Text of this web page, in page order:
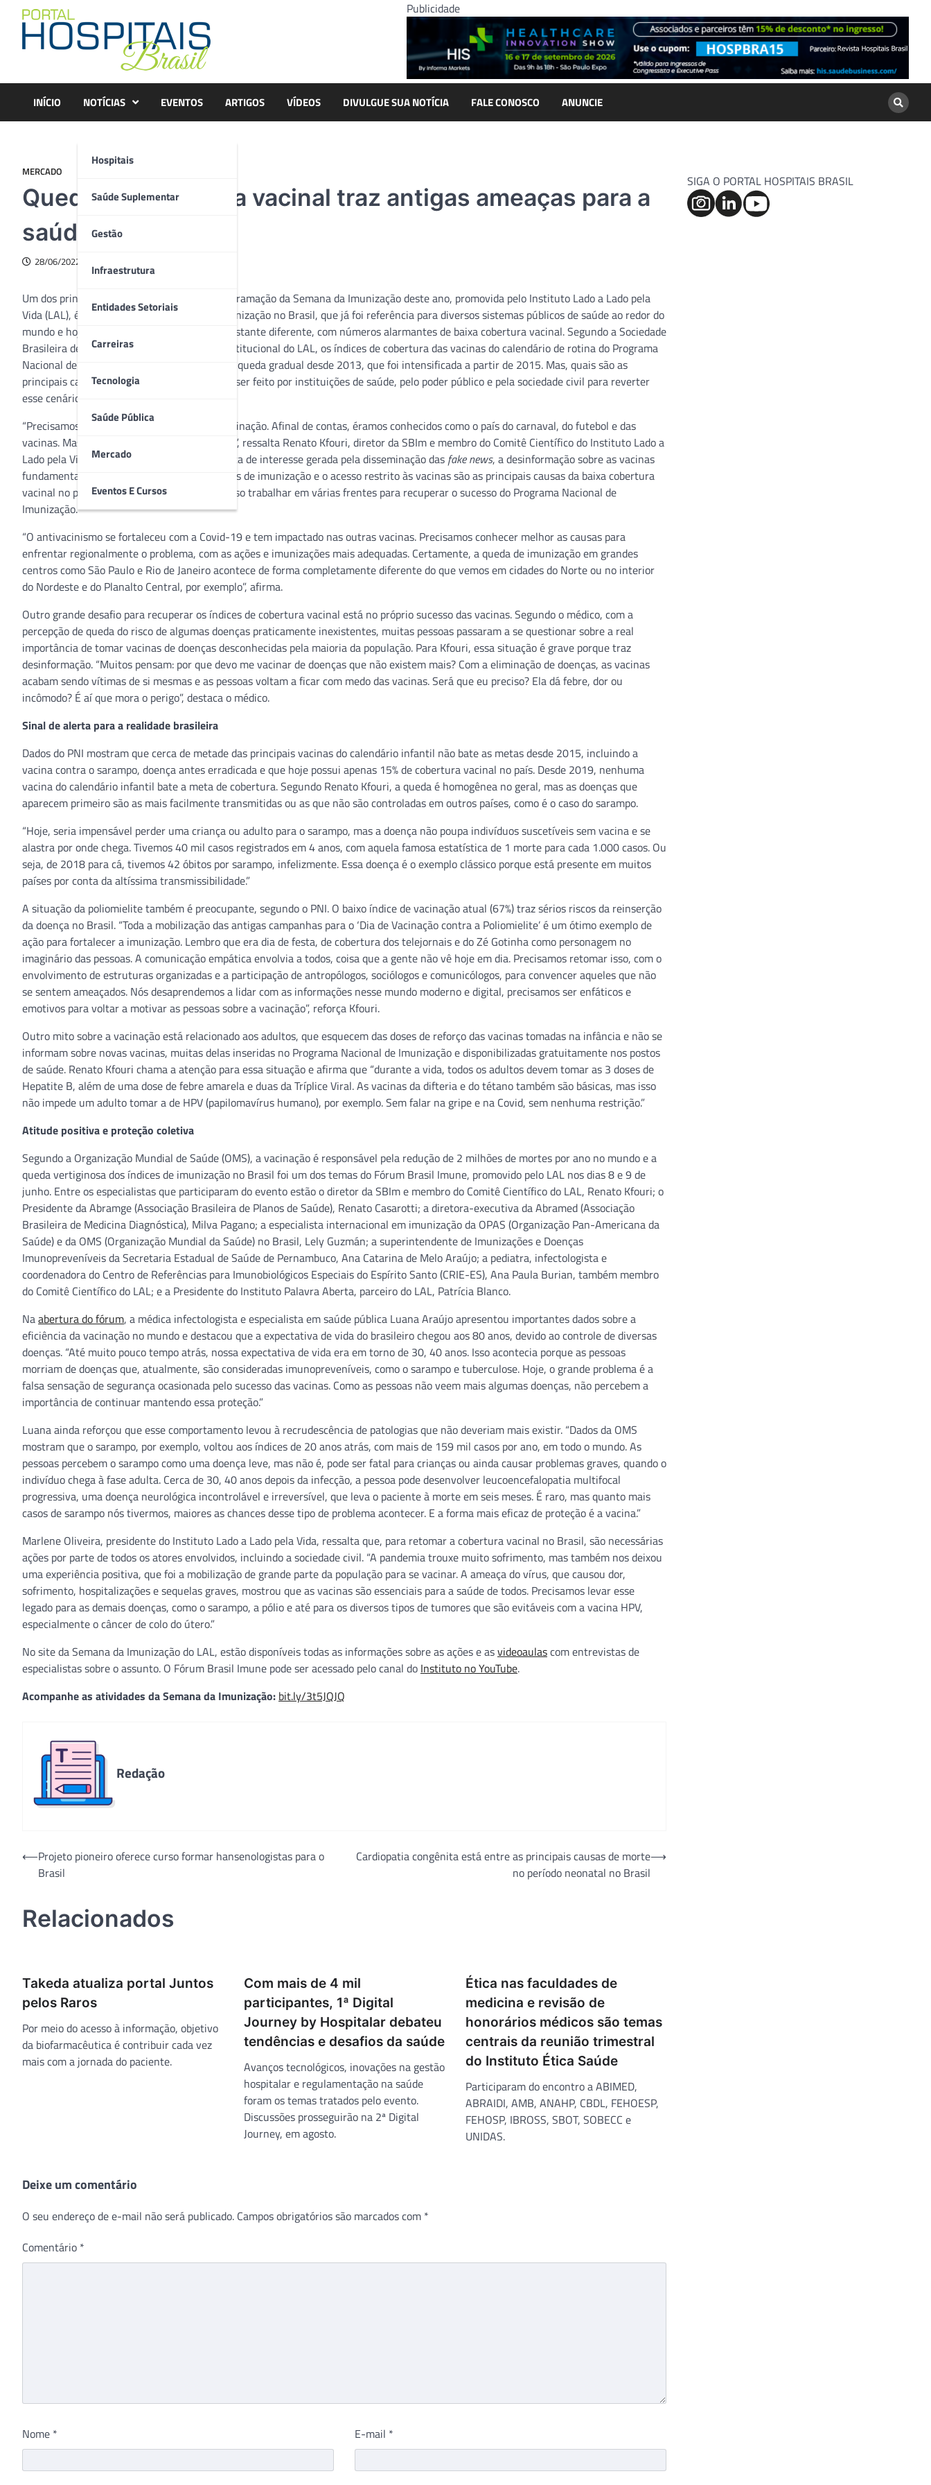
content
Publicidade
INÍCIO NOTÍCIAS
Hospitais
Saúde Suplementar
Gestão
Infraestrutura
Entidades Setoriais
Carreiras
Tecnologia
Saúde Pública
Mercado
Eventos E Cursos
EVENTOS ARTIGOS VÍDEOS DIVULGUE SUA NOTÍCIA FALE CONOSCO ANUNCIE
MERCADO
Queda da cobertura vacinal traz antigas ameaças para a
saúde no Brasil
28/06/2022
Um dos principais temas de discussão na programação da Semana da Imunização deste ano, promovida pelo Instituto Lado a Lado pela
Vida (LAL), é a relevância do programa de imunização no Brasil, que já foi referência para diversos sistemas públicos de saúde ao redor do
mundo e hoje se mostra em uma realidade bastante diferente, com números alarmantes de baixa cobertura vacinal. Segundo a Sociedade
Brasileira de Imunizações (SBIm), parceira institucional do LAL, os índices de cobertura das vacinas do calendário de rotina do Programa
Nacional de Imunizações (PNI) registram uma queda gradual desde 2013, que foi intensificada a partir de 2015. Mas, quais são as
principais causas dessa redução e o que deve ser feito por instituições de saúde, pelo poder público e pela sociedade civil para reverter
esse cenário?
“Precisamos recuperar o protagonismo da vacinação. Afinal de contas, éramos conhecidos como o país do carnaval, do futebol e das
vacinas. Mas, estamos perdendo esses títulos”, ressalta Renato Kfouri, diretor da SBIm e membro do Comitê Científico do Instituto Lado a
Lado pela Vida (LAL). Para o especialista, a falta de interesse gerada pela disseminação das fake news, a desinformação sobre as vacinas
fundamentais que fazem parte dos calendários de imunização e o acesso restrito às vacinas são as principais causas da baixa cobertura
vacinal no país. O médico acredita que é preciso trabalhar em várias frentes para recuperar o sucesso do Programa Nacional de
Imunização.
“O antivacinismo se fortaleceu com a Covid-19 e tem impactado nas outras vacinas. Precisamos conhecer melhor as causas para
enfrentar regionalmente o problema, com as ações e imunizações mais adequadas. Certamente, a queda de imunização em grandes
centros como São Paulo e Rio de Janeiro acontece de forma completamente diferente do que vemos em cidades do Norte ou no interior
do Nordeste e do Planalto Central, por exemplo”, afirma.
Outro grande desafio para recuperar os índices de cobertura vacinal está no próprio sucesso das vacinas. Segundo o médico, com a
percepção de queda do risco de algumas doenças praticamente inexistentes, muitas pessoas passaram a se questionar sobre a real
importância de tomar vacinas de doenças desconhecidas pela maioria da população. Para Kfouri, essa situação é grave porque traz
desinformação. “Muitos pensam: por que devo me vacinar de doenças que não existem mais? Com a eliminação de doenças, as vacinas
acabam sendo vítimas de si mesmas e as pessoas voltam a ficar com medo das vacinas. Será que eu preciso? Ela dá febre, dor ou
incômodo? É aí que mora o perigo”, destaca o médico.
Sinal de alerta para a realidade brasileira
Dados do PNI mostram que cerca de metade das principais vacinas do calendário infantil não bate as metas desde 2015, incluindo a
vacina contra o sarampo, doença antes erradicada e que hoje possui apenas 15% de cobertura vacinal no país. Desde 2019, nenhuma
vacina do calendário infantil bate a meta de cobertura. Segundo Renato Kfouri, a queda é homogênea no geral, mas as doenças que
aparecem primeiro são as mais facilmente transmitidas ou as que não são controladas em outros países, como é o caso do sarampo.
“Hoje, seria impensável perder uma criança ou adulto para o sarampo, mas a doença não poupa indivíduos suscetíveis sem vacina e se
alastra por onde chega. Tivemos 40 mil casos registrados em 4 anos, com aquela famosa estatística de 1 morte para cada 1.000 casos. Ou
seja, de 2018 para cá, tivemos 42 óbitos por sarampo, infelizmente. Essa doença é o exemplo clássico porque está presente em muitos
países por conta da altíssima transmissibilidade.”
A situação da poliomielite também é preocupante, segundo o PNI. O baixo índice de vacinação atual (67%) traz sérios riscos da reinserção
da doença no Brasil. “Toda a mobilização das antigas campanhas para o ‘Dia de Vacinação contra a Poliomielite’ é um ótimo exemplo de
ação para fortalecer a imunização. Lembro que era dia de festa, de cobertura dos telejornais e do Zé Gotinha como personagem no
imaginário das pessoas. A comunicação empática envolvia a todos, coisa que a gente não vê hoje em dia. Precisamos retomar isso, com o
envolvimento de estruturas organizadas e a participação de antropólogos, sociólogos e comunicólogos, para convencer aqueles que não
se sentem ameaçados. Nós desaprendemos a lidar com as informações nesse mundo moderno e digital, precisamos ser enfáticos e
emotivos para voltar a motivar as pessoas sobre a vacinação”, reforça Kfouri.
Outro mito sobre a vacinação está relacionado aos adultos, que esquecem das doses de reforço das vacinas tomadas na infância e não se
informam sobre novas vacinas, muitas delas inseridas no Programa Nacional de Imunização e disponibilizadas gratuitamente nos postos
de saúde. Renato Kfouri chama a atenção para essa situação e afirma que “durante a vida, todos os adultos devem tomar as 3 doses de
Hepatite B, além de uma dose de febre amarela e duas da Tríplice Viral. As vacinas da difteria e do tétano também são básicas, mas isso
não impede um adulto tomar a de HPV (papilomavírus humano), por exemplo. Sem falar na gripe e na Covid, sem nenhuma restrição.”
Atitude positiva e proteção coletiva
Segundo a Organização Mundial de Saúde (OMS), a vacinação é responsável pela redução de 2 milhões de mortes por ano no mundo e a
queda vertiginosa dos índices de imunização no Brasil foi um dos temas do Fórum Brasil Imune, promovido pelo LAL nos dias 8 e 9 de
junho. Entre os especialistas que participaram do evento estão o diretor da SBIm e membro do Comitê Científico do LAL, Renato Kfouri; o
Presidente da Abramge (Associação Brasileira de Planos de Saúde), Renato Casarotti; a diretora-executiva da Abramed (Associação
Brasileira de Medicina Diagnóstica), Milva Pagano; a especialista internacional em imunização da OPAS (Organização Pan-Americana da
Saúde) e da OMS (Organização Mundial da Saúde) no Brasil, Lely Guzmán; a superintendente de Imunizações e Doenças
Imunopreveníveis da Secretaria Estadual de Saúde de Pernambuco, Ana Catarina de Melo Araújo; a pediatra, infectologista e
coordenadora do Centro de Referências para Imunobiológicos Especiais do Espírito Santo (CRIE-ES), Ana Paula Burian, também membro
do Comitê Científico do LAL; e a Presidente do Instituto Palavra Aberta, parceiro do LAL, Patrícia Blanco.
Naabertura do fórum, a médica infectologista e especialista em saúde pública Luana Araújo apresentou importantes dados sobre a
eficiência da vacinação no mundo e destacou que a expectativa de vida do brasileiro chegou aos 80 anos, devido ao controle de diversas
doenças. “Até muito pouco tempo atrás, nossa expectativa de vida era em torno de 30, 40 anos. Isso acontecia porque as pessoas
morriam de doenças que, atualmente, são consideradas imunopreveníveis, como o sarampo e tuberculose. Hoje, o grande problema é a
falsa sensação de segurança ocasionada pelo sucesso das vacinas. Como as pessoas não veem mais algumas doenças, não percebem a
importância de continuar mantendo essa proteção.”
Luana ainda reforçou que esse comportamento levou à recrudescência de patologias que não deveriam mais existir. “Dados da OMS
mostram que o sarampo, por exemplo, voltou aos índices de 20 anos atrás, com mais de 159 mil casos por ano, em todo o mundo. As
pessoas percebem o sarampo como uma doença leve, mas não é, pode ser fatal para crianças ou ainda causar problemas graves, quando o
indivíduo chega à fase adulta. Cerca de 30, 40 anos depois da infecção, a pessoa pode desenvolver leucoencefalopatia multifocal
progressiva, uma doença neurológica incontrolável e irreversível, que leva o paciente à morte em seis meses. É raro, mas quanto mais
casos de sarampo nós tivermos, maiores as chances desse tipo de problema acontecer. E a forma mais eficaz de proteção é a vacina.”
Marlene Oliveira, presidente do Instituto Lado a Lado pela Vida, ressalta que, para retomar a cobertura vacinal no Brasil, são necessárias
ações por parte de todos os atores envolvidos, incluindo a sociedade civil. “A pandemia trouxe muito sofrimento, mas também nos deixou
uma experiência positiva, que foi a mobilização de grande parte da população para se vacinar. A ameaça do vírus, que causou dor,
sofrimento, hospitalizações e sequelas graves, mostrou que as vacinas são essenciais para a saúde de todos. Precisamos levar esse
legado para as demais doenças, como o sarampo, a pólio e até para os diversos tipos de tumores que são evitáveis com a vacina HPV,
especialmente o câncer de colo do útero.”
No site da Semana da Imunização do LAL, estão disponíveis todas as informações sobre as ações e asvideoaulascom entrevistas de
especialistas sobre o assunto. O Fórum Brasil Imune pode ser acessado pelo canal do Instituto no YouTube.
Acompanhe as atividades da Semana da Imunização: bit.ly/3t5JQJQ
Redação
Navegação
⟵Projeto pioneiro oferece curso formar hansenologistas para o
Brasil
Cardiopatia congênita está entre as principais causas de morte
no período neonatal no Brasil
⟶
Relacionados
Takeda atualiza portal Juntos
pelos Raros
Por meio do acesso à informação, objetivo
da biofarmacêutica é contribuir cada vez
mais com a jornada do paciente.
Com mais de 4 mil
participantes, 1ª Digital
Journey by Hospitalar debateu
tendências e desafios da saúde
Avanços tecnológicos, inovações na gestão
hospitalar e regulamentação na saúde
foram os temas tratados pelo evento.
Discussões prosseguirão na 2ª Digital
Journey, em agosto.
Ética nas faculdades de
medicina e revisão de
honorários médicos são temas
centrais da reunião trimestral
do Instituto Ética Saúde
Participaram do encontro a ABIMED,
ABRAIDI, AMB, ANAHP, CBDL, FEHOESP,
FEHOSP, IBROSS, SBOT, SOBECC e
UNIDAS.
Deixe um comentário
O seu endereço de e-mail não será publicado. Campos obrigatórios são marcados com *
Comentário *
Nome * E-mail *
SIGA O PORTAL HOSPITAIS BRASIL